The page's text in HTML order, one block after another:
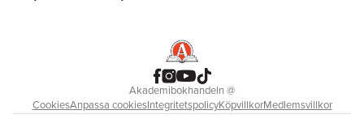
Akademibokhandeln@
CookiesAnpassa cookiesIntegritetspolicyKöpvillkorMedlemsvillkor